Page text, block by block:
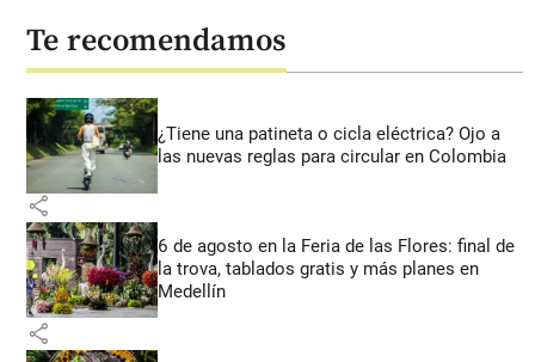
Te recomendamos
¿Tiene una patineta o cicla eléctrica? Ojo a
las nuevas reglas para circular en Colombia
share
6 de agosto en la Feria de las Flores: final de
la trova, tablados gratis y más planes en
Medellín
share